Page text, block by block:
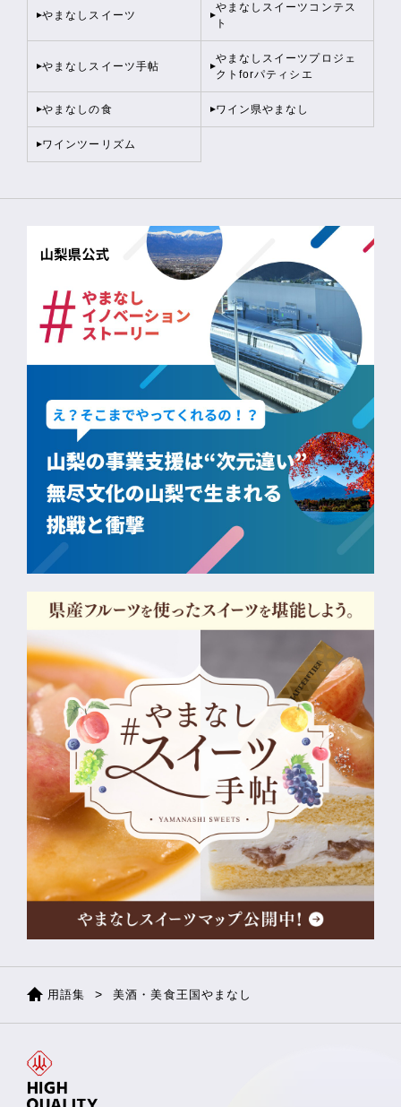
やまなしスイーツ
やまなしスイーツコンテス
ト
やまなしスイーツ手帖
やまなしスイーツプロジェ
クトforパティシエ
やまなしの食 ワイン県やまなし
ワインツーリズム
用語集 美酒・美食王国やまなし